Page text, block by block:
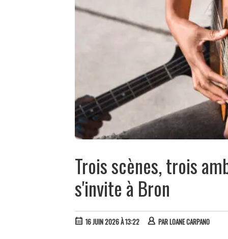
Trois scènes, trois
s'invite à Bron
16 JUIN 2026 À 13:22 PARLOANE CARPANO